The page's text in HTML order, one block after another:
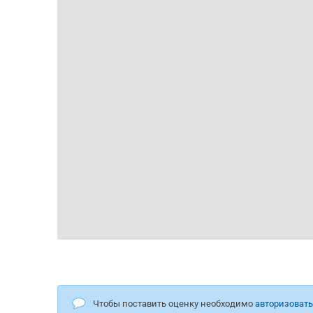
Чтобы поставить оценку необходимо